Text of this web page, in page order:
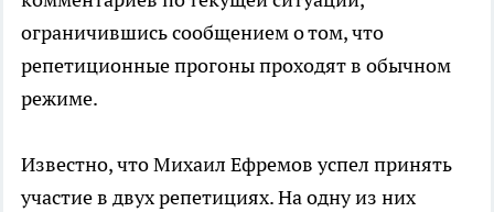
ограничившись сообщением о том, что
репетиционные прогоны проходят в обычном
режиме.
Известно, что Михаил Ефремов успел принять
участие в двух репетициях. На одну из них